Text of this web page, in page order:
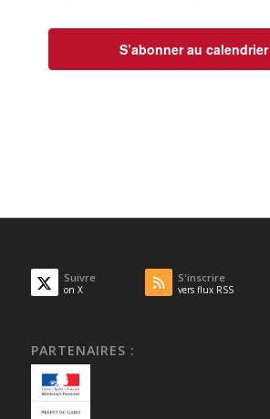
S’abonner au calendrier
Suivre
on X
S'inscrire
vers flux RSS
PARTENAIRES :